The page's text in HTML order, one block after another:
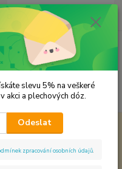
Menu
Hledat
ks
za 0,00 Kč
celý výběrový
slevu 5% na veškeré
akci a plechových dóz.
Odeslat
zpracování osobních údajů